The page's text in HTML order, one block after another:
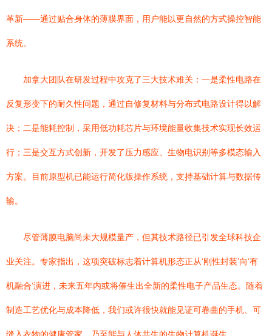
革新——通过贴合身体的薄膜界面，用户能以更自然的方式操控智能
系统。
加拿大团队在研发过程中攻克了三大技术难关：一是柔性电路在
反复形变下的耐久性问题，通过自修复材料与分布式电路设计得以解
决；二是能耗控制，采用低功耗芯片与环境能量收集技术实现长效运
行；三是交互方式创新，开发了压力感应、生物电识别等多模态输入
方案。目前原型机已能运行简化版操作系统，支持基础计算与数据传
输。
尽管薄膜电脑尚未大规模量产，但其技术路径已引发全球科技企
业关注。专家指出，这项突破标志着计算机形态正从‘刚性封装’向‘有
机融合’演进，未来五年内或将催生出全新的柔性电子产品生态。随着
制造工艺优化与成本降低，我们或许很快就能见证可卷曲的手机、可